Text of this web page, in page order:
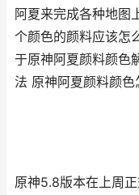
阿夏来完成各种地图
个颜色的颜料应该怎
于原神阿夏颜料颜色
法 原神阿夏颜料颜色
原神5.8版本在上周